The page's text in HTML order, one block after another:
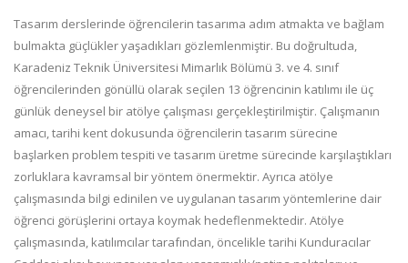
Tasarım derslerinde öğrencilerin tasarıma adım atmakta ve bağlam
bulmakta güçlükler yaşadıkları gözlemlenmiştir. Bu doğrultuda,
Karadeniz Teknik Üniversitesi Mimarlık Bölümü 3. ve 4. sınıf
öğrencilerinden gönüllü olarak seçilen 13 öğrencinin katılımı ile üç
günlük deneysel bir atölye çalışması gerçekleştirilmiştir. Çalışmanın
amacı, tarihi kent dokusunda öğrencilerin tasarım sürecine
başlarken problem tespiti ve tasarım üretme sürecinde karşılaştıkları
zorluklara kavramsal bir yöntem önermektir. Ayrıca atölye
çalışmasında bilgi edinilen ve uygulanan tasarım yöntemlerine dair
öğrenci görüşlerini ortaya koymak hedeflenmektedir. Atölye
çalışmasında, katılımcılar tarafından, öncelikle tarihi Kunduracılar